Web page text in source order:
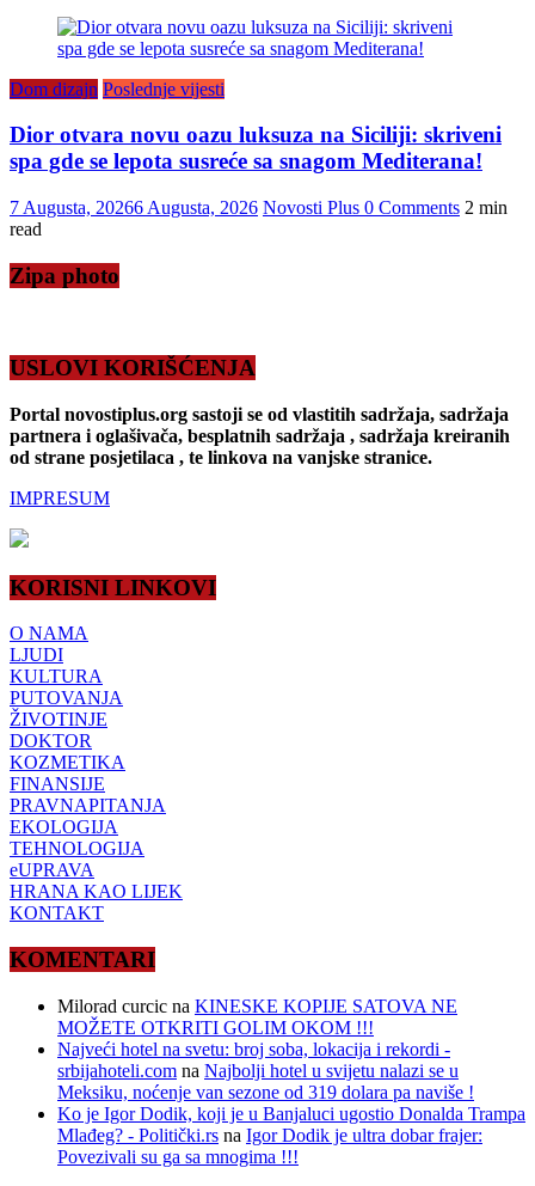
Dom dizajn Poslednje vijesti
Dior otvara novu oazu luksuza na Siciliji: skriveni
spa gde se lepota susreće sa snagom Mediterana!
7 Augusta, 20266 Augusta, 2026 Novosti Plus 0 Comments 2 min
read
Zipa photo
USLOVI KORIŠĆENJA
Portal novostiplus.org sastoji se od vlastitih sadržaja, sadržaja
partnera i oglašivača, besplatnih sadržaja , sadržaja kreiranih
od strane posjetilaca , te linkova na vanjske stranice.
IMPRESUM
KORISNI LINKOVI
O NAMA
LJUDI
KULTURA
PUTOVANJA
ŽIVOTINJE
DOKTOR
KOZMETIKA
FINANSIJE
PRAVNAPITANJA
EKOLOGIJA
TEHNOLOGIJA
eUPRAVA
HRANA KAO LIJEK
KONTAKT
KOMENTARI
Milorad curcic na KINESKE KOPIJE SATOVA NE
MOŽETE OTKRITI GOLIM OKOM !!!
Najveći hotel na svetu: broj soba, lokacija i rekordi -
srbijahoteli.com na Najbolji hotel u svijetu nalazi se u
Meksiku, noćenje van sezone od 319 dolara pa naviše !
Ko je Igor Dodik, koji je u Banjaluci ugostio Donalda Trampa
Mlađeg? - Politički.rs na Igor Dodik je ultra dobar frajer:
Povezivali su ga sa mnogima !!!